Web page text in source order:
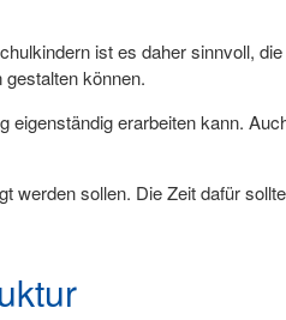
ist es daher sinnvoll,
können.
erarbeiten kann.
sollen. Die Zeit dafür